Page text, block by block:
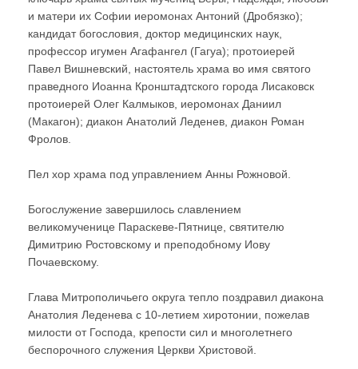
и матери их Софии иеромонах Антоний (Дробязко);
кандидат богословия, доктор медицинских наук,
профессор игумен Агафангел (Гагуа); протоиерей
Павел Вишневский, настоятель храма во имя святого
праведного Иоанна Кронштадтского города Лисаковск
протоиерей Олег Калмыков, иеромонах Даниил
(Макагон); диакон Анатолий Леденев, диакон Роман
Фролов.
Пел хор храма под управлением Анны Рожновой.
Богослужение завершилось славлением
великомученице Параскеве-Пятнице, святителю
Димитрию Ростовскому и преподобному Иову
Почаевскому.
Глава Митрополичьего округа тепло поздравил диакона
Анатолия Леденева с 10-летием хиротонии, пожелав
милости от Господа, крепости сил и многолетнего
беспорочного служения Церкви Христовой.